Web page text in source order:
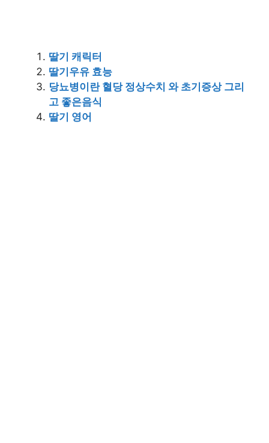
딸기 캐릭터
딸기우유 효능
당뇨병이란 혈당 정상수치 와 초기증상 그리
고 좋은음식
딸기 영어